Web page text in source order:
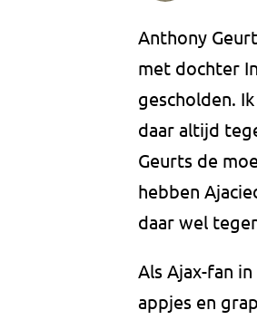
Anthony
met dochter
gescholden.
daar altijd
Geurts de
hebben
daar wel
Als Ajax-fan
appjes en